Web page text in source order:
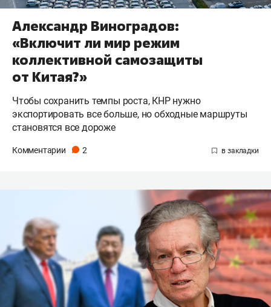
Александр Виноградов:
«Включит ли мир режим
коллективной самозащиты
от Китая?»
Чтобы сохранить темпы роста, КНР нужно
экспортировать все больше, но обходные маршруты
становятся все дороже
Комментарии 2